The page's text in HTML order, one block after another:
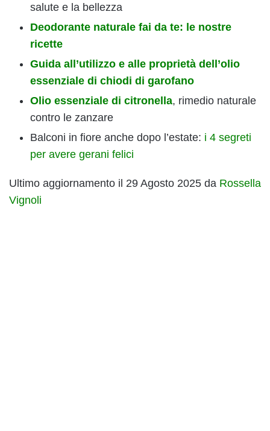
salute e la bellezza
Deodorante naturale fai da te: le nostre
ricette
Guida all’utilizzo e alle proprietà dell’olio
essenziale di chiodi di garofano
Olio essenziale di citronella, rimedio naturale
contro le zanzare
Balconi in fiore anche dopo l’estate: i 4 segreti
per avere gerani felici
Ultimo aggiornamento il 29 Agosto 2025 da Rossella
Vignoli